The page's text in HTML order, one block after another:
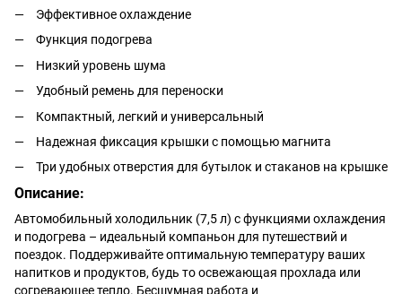
Эффективное охлаждение
Функция подогрева
Низкий уровень шума
Удобный ремень для переноски
Компактный, легкий и универсальный
Надежная фиксация крышки с помощью магнита
Три удобных отверстия для бутылок и стаканов на крышке
Описание:
Автомобильный холодильник (7,5 л) с функциями охлаждения
и подогрева – идеальный компаньон для путешествий и
поездок. Поддерживайте оптимальную температуру ваших
напитков и продуктов, будь то освежающая прохлада или
согревающее тепло. Бесшумная работа и